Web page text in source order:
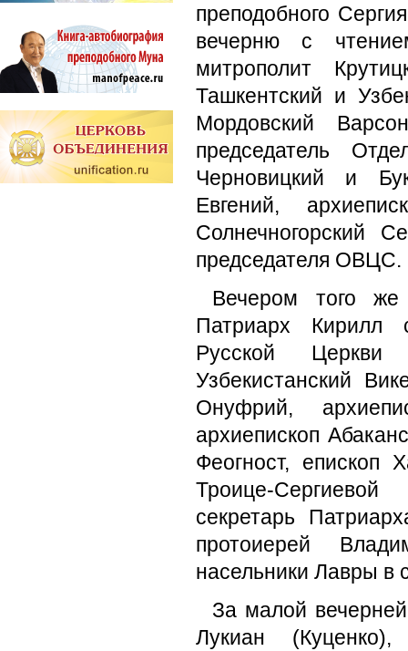
преподобного
вечерню с
митрополит
Ташкентский и
Мордовский
председатель
Черновицкий и
Евгений,
Солнечногорский
председателя ОВЦС.
Вечером того
Патриарх Кирилл
Русской Церкви
Узбекистанский
Онуфрий,
архиепископ
Феогност, епископ
Троице-
секретарь
протоиерей
насельники Лавры в
За малой
Лукиан